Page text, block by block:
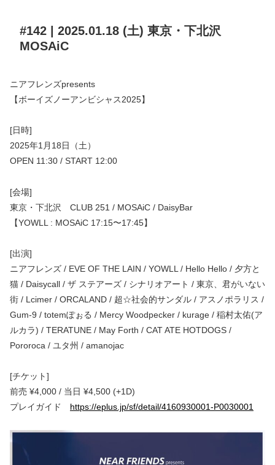
#142 | 2025.01.18 (土) 東京・下北沢
MOSAiC
ニアフレンズpresents
【ボーイズノーアンビシャス2025】
[日時]
2025年1月18日（土）
OPEN 11:30 / START 12:00
[会場]
東京・下北沢 CLUB 251 / MOSAiC / DaisyBar
【YOWLL : MOSAiC 17:15〜17:45】
[出演]
ニアフレンズ / EVE OF THE LAIN / YOWLL / Hello Hello / 夕方と
猫 / Daisycall / ザ ステアーズ / シナリオアート / 東京、君がいない
街 / Lcimer / ORCALAND / 超☆社会的サンダル / アスノポラリス /
Gum-9 / totemぽぉる / Mercy Woodpecker / kurage / 稲村太佑(ア
ルカラ) / TERATUNE / May Forth / CAT ATE HOTDOGS /
Pororoca / ユタ州 / amanojac
[チケット]
前売 ¥4,000 / 当日 ¥4,500 (+1D)
プレイガイド https://eplus.jp/sf/detail/4160930001-P0030001